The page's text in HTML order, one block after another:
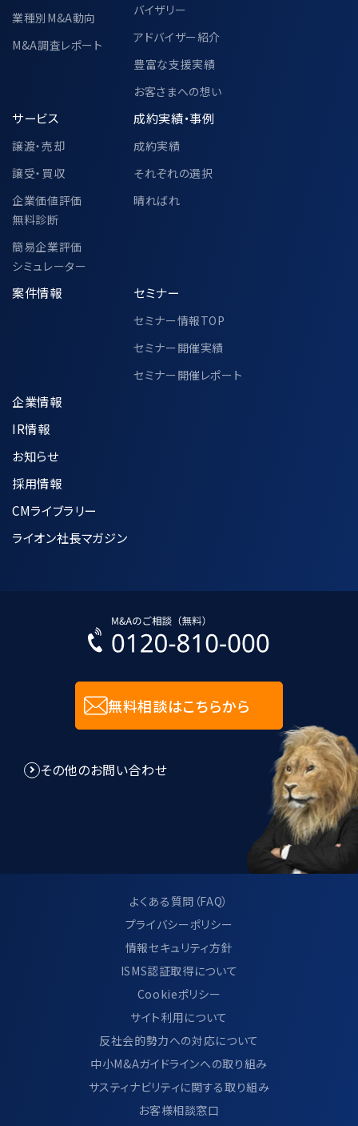
当該個人データの管理責任者
〒104-0028
東京都中央区八重洲二丁目2番1号 東
京ミッドタウン八重洲 八重洲セントラル
タワー 36階
M&Aキャピタルパートナーズ株式会社
代表取締役 中村 悟
6-2.個人情報の共同利用②
中小企業庁、一般社団法人M&A支援機関
協会、その他各公的機関での個人情報の共
同利用に関して、別途以下ページにて定め
https://www.ma-cp.com/privacy-
policy/joint-use/
必要な範囲内で正確かつ最新の状態に
保つように努めます。
壊、改竄及び漏洩などを防止するために
入力された個人情報に関しては、SSL技
8.個人情報管理規程に関して
当社は、個人情報管理規程を制定し、個
人情報に関する法令及びその他の規範に
適合させ、これらを遵守いたします。
当社は、個人情報管理規程の見直し及び
改善を継続的に行います。
9.サイト利用について
当サイトのご利用方法につきましては、別
ページ「 サイトのご利用について」に記載し
ております。
https://www.ma-cp.com/terms-of-
業種別M&A動向
M&A調査レポート
バイザリー
アドバイザー紹介
豊富な支援実績
お客さまへの想い
サービス
譲渡・売却
譲受・買収
企業価値評価
無料診断
簡易企業評価
シミュレーター
成約実績・事例
成約実績
それぞれの選択
晴ればれ
案件情報 セミナー
セミナー情報TOP
セミナー開催実績
セミナー開催レポート
企業情報
IR情報
お知らせ
採用情報
CMライブラリー
ライオン社長マガジン
無料相談はこちらから
その他のお問い合わせ
よくある質問（FAQ）
プライバシーポリシー
情報セキュリティ方針
ISMS認証取得について
Cookieポリシー
サイト利用について
反社会的勢力への対応について
中小M&Aガイドラインへの取り組み
サスティナビリティに関する取り組み
お客様相談窓口